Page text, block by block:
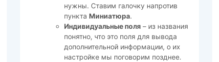
нужны. Ставим галочку напротив
пункта Миниатюра.
Индивидуальные поля– из названия
понятно, что это поля для вывода
дополнительной информации, о их
настройке мы поговорим позднее.